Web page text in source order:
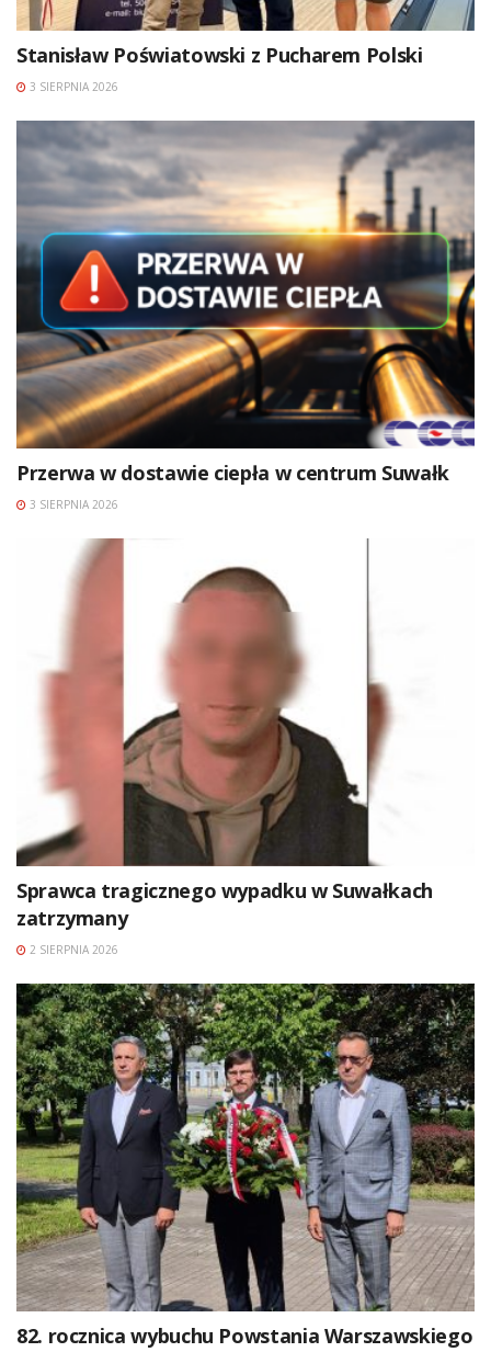
Stanisław Poświatowski z Pucharem Polski
3 SIERPNIA 2026
Przerwa w dostawie ciepła w centrum Suwałk
3 SIERPNIA 2026
Sprawca tragicznego wypadku w Suwałkach
zatrzymany
2 SIERPNIA 2026
82. rocznica wybuchu Powstania Warszawskiego